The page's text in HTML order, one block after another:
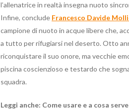
l’allenatrice in realtà insegna nuoto
Infine, conclude Francesco Davide
campione di nuoto in acque libere che,
a tutto per rifugiarsi nel deserto. Otto
riconquistare il suo onore, ma vecchie
piscina coscienzioso e testardo che
squadra.
Leggi anche: Come usare e a cosa